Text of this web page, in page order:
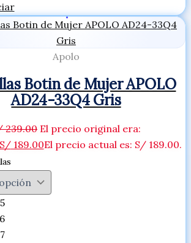
Apolo
Botin de Mujer APOLO
AD24-33Q4 Gris
239.00 El precio original era:
S/189.00El precio actual es: S/ 189.00.